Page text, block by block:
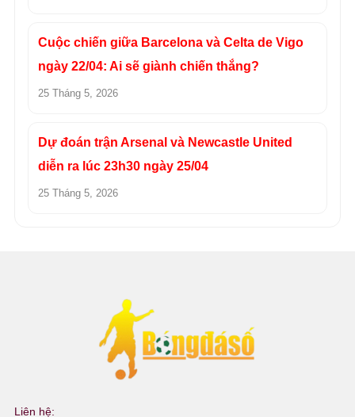
Cuộc chiến giữa Barcelona và Celta de Vigo
ngày 22/04: Ai sẽ giành chiến thắng?
25 Tháng 5, 2026
Dự đoán trận Arsenal và Newcastle United
diễn ra lúc 23h30 ngày 25/04
25 Tháng 5, 2026
Liên hệ: